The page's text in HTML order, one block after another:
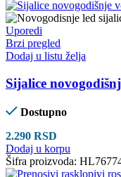
Uporedi
Brzi pregled
Dodaj u listu želja
Sijalice
Dostupno
2.290 RSD
Dodaj u korpu
Šifra proizvoda: